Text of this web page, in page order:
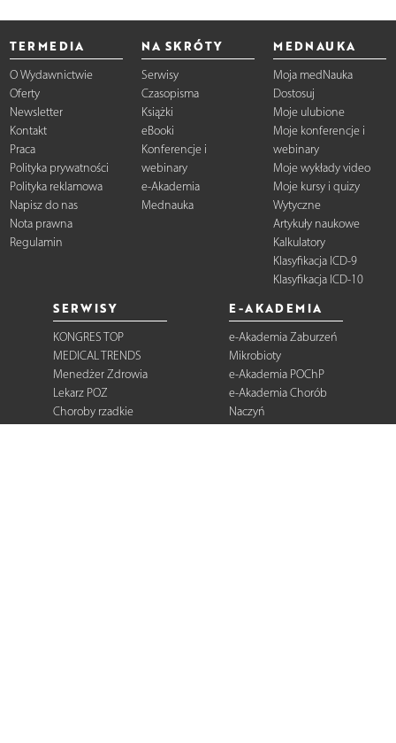
TERMEDIA
O Wydawnictwie
Oferty
Newsletter
Kontakt
Praca
Polityka prywatności
Polityka reklamowa
Napisz do nas
Nota prawna
Regulamin
NA SKRÓTY
Serwisy
Czasopisma
Książki
eBooki
Konferencje i
webinary
e-Akademia
Mednauka
MEDNAUKA
Moja medNauka
Dostosuj
Moje ulubione
Moje konferencje i
webinary
Moje wykłady video
Moje kursy i quizy
Wytyczne
Artykuły naukowe
Kalkulatory
Klasyfikacja ICD-9
Klasyfikacja ICD-10
SERWISY
KONGRES TOP
MEDICAL TRENDS
Menedżer Zdrowia
Lekarz POZ
Choroby rzadkie
E-AKADEMIA
e-Akademia Zaburzeń
Mikrobioty
e-Akademia POChP
e-Akademia Chorób
Naczyń